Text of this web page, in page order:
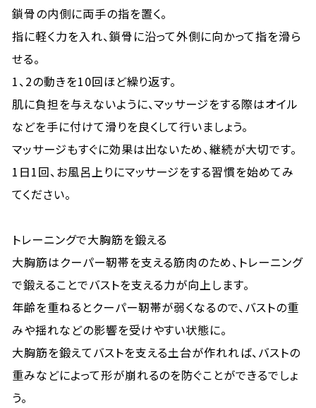
鎖骨の内側に両手の指を置く。
指に軽く力を入れ、鎖骨に沿って外側に向かって指を滑ら
せる。
1、2の動きを10回ほど繰り返す。
肌に負担を与えないように、マッサージをする際はオイル
などを手に付けて滑りを良くして行いましょう。
マッサージもすぐに効果は出ないため、継続が大切です。
1日1回、お風呂上りにマッサージをする習慣を始めてみ
てください。
トレーニングで大胸筋を鍛える
大胸筋はクーパー靭帯を支える筋肉のため、トレーニング
で鍛えることでバストを支える力が向上します。
年齢を重ねるとクーパー靭帯が弱くなるので、バストの重
みや揺れなどの影響を受けやすい状態に。
大胸筋を鍛えてバストを支える土台が作れれば、バストの
重みなどによって形が崩れるのを防ぐことができるでしょ
う。